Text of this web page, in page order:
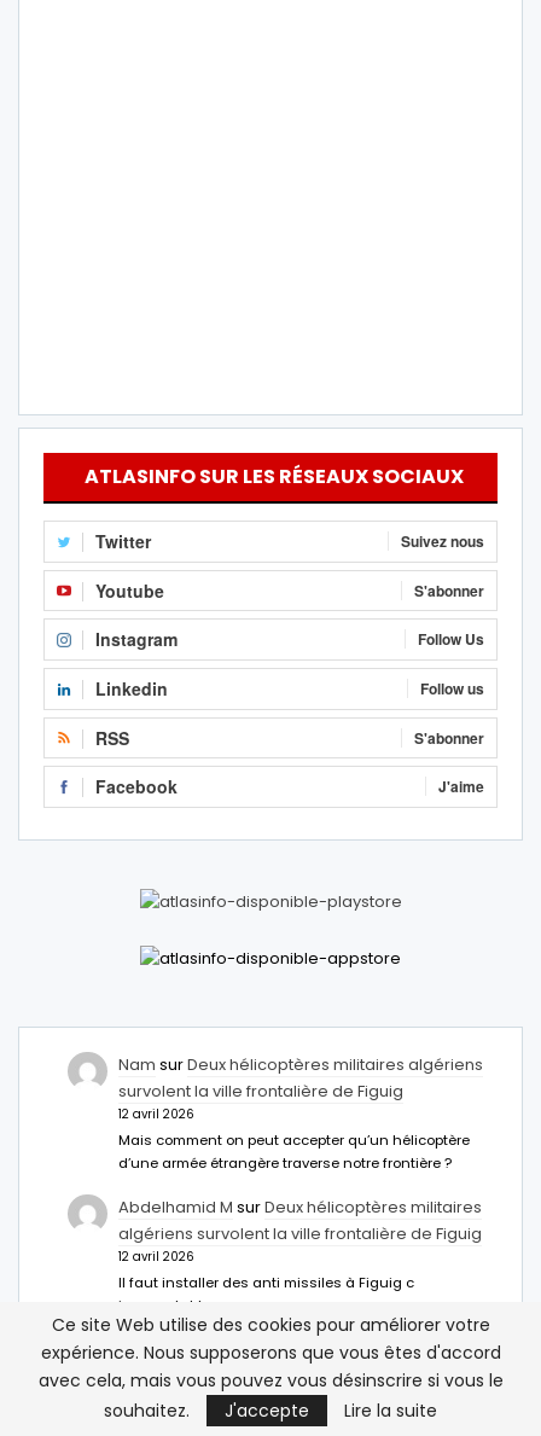
ATLASINFO SUR LES RÉSEAUX SOCIAUX
Twitter Suivez nous
Youtube S'abonner
Instagram Follow Us
Linkedin Follow us
RSS S'abonner
Facebook J'aime
Nam surDeux hélicoptères militaires algériens
survolent la ville frontalière de Figuig
12 avril 2026
Mais comment on peut accepter qu’un hélicoptère
d’une armée étrangère traverse notre frontière ?
Abdelhamid M surDeux hélicoptères militaires
algériens survolent la ville frontalière de Figuig
12 avril 2026
Il faut installer des anti missiles à Figuig c
inacceptable
مصر تمنح تأشيرة مدتها خمس سنوات للمغاربة – نبض
اخبارsurÉgypte: Une nouvelle option de visa
pour les voyageurs marocains
Ce site Web utilise des cookies pour améliorer votre
expérience. Nous supposerons que vous êtes d'accord
avec cela, mais vous pouvez vous désinscrire si vous le
souhaitez.
J'accepte Lire la suite